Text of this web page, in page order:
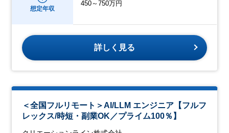
想定年収
450～750万円
詳しく見る
＜全国フルリモート＞AI/LLM エンジニア【フルフ
レックス/時短・副業OK／プライム100％】